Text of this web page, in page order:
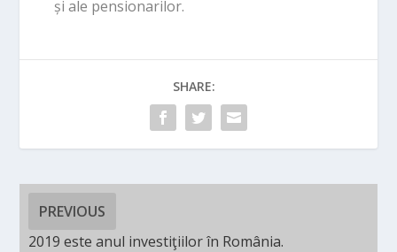
și ale pensionarilor.
SHARE:
PREVIOUS
2019 este anul investiţiilor în România.